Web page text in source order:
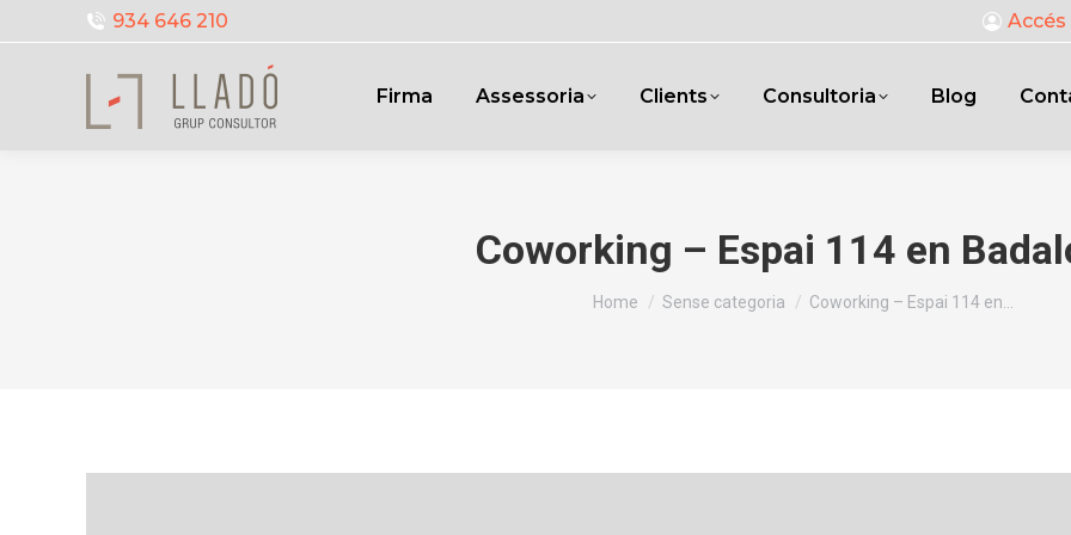
934 646 210
Firma Assessoria Clients Consultoria Blog
Coworking – Espai 114 en
You are here:
Home Sense categoria Coworking – Espai 114 en…